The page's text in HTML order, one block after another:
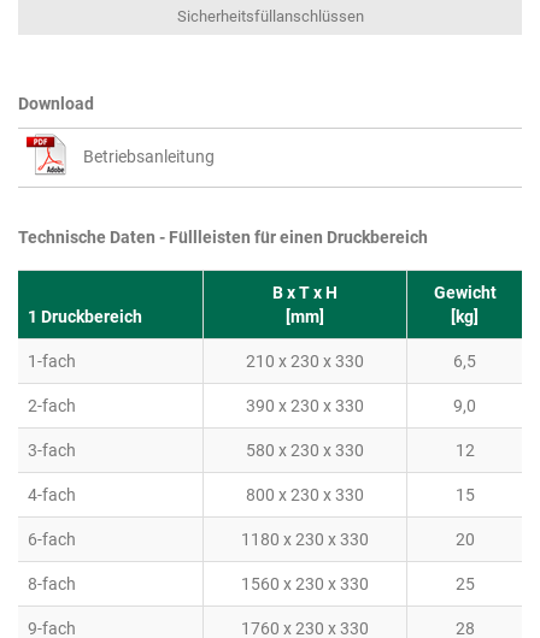
Sicherheitsfüllanschlüssen
Download
Betriebsanleitung
Technische Daten - Füllleisten für einen Druckbereich
1 Druckbereich
B x T x H
[mm]
Gewicht
[kg]
1-fach 210 x 230 x 330 6,5
2-fach 390 x 230 x 330 9,0
3-fach 580 x 230 x 330 12
4-fach 800 x 230 x 330 15
6-fach 1180 x 230 x 330 20
8-fach 1560 x 230 x 330 25
9-fach 1760 x 230 x 330 28